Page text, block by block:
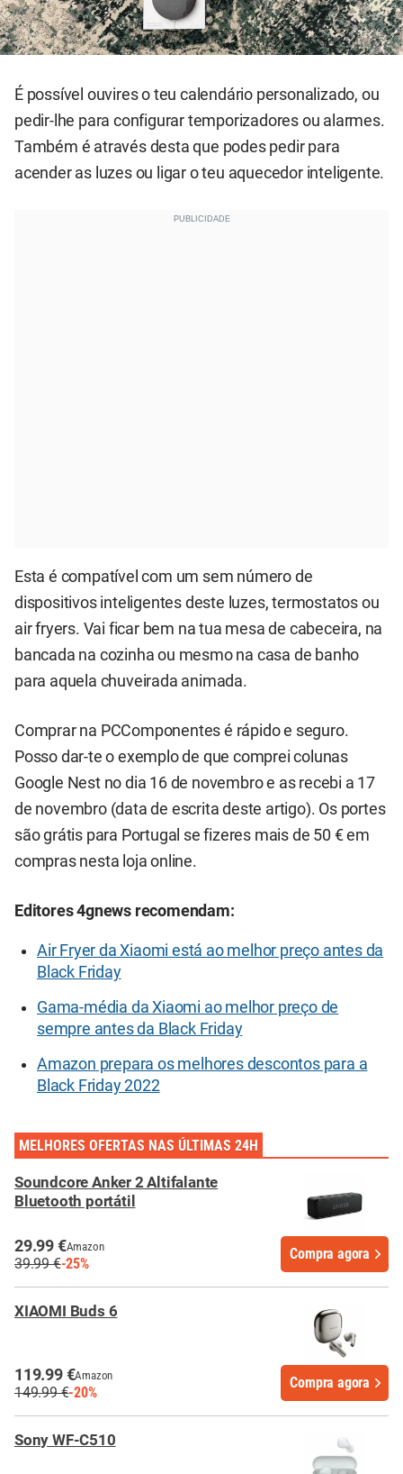
É possível ouvires o teu calendário personalizado, ou
pedir-lhe para configurar temporizadores ou alarmes.
Também é através desta que podes pedir para
acender as luzes ou ligar o teu aquecedor inteligente.
Esta é compatível com um sem número de
dispositivos inteligentes deste luzes, termostatos ou
air fryers. Vai ficar bem na tua mesa de cabeceira, na
bancada na cozinha ou mesmo na casa de banho
para aquela chuveirada animada.
Comprar na PCComponentes é rápido e seguro.
Posso dar-te o exemplo de que comprei colunas
Google Nest no dia 16 de novembro e as recebi a 17
de novembro (data de escrita deste artigo). Os portes
são grátis para Portugal se fizeres mais de 50 € em
compras nesta loja online.
Editores 4gnews recomendam:
Air Fryer da Xiaomi está ao melhor preço antes da
Black Friday
Gama-média da Xiaomi ao melhor preço de
sempre antes da Black Friday
Amazon prepara os melhores descontos para a
Black Friday 2022
MELHORES OFERTAS NAS ÚLTIMAS 24H
Soundcore Anker 2 Altifalante
Bluetooth portátil
29.99 €Amazon
39.99 €-25%
Compra agora
XIAOMI Buds 6
119.99 €Amazon
149.99 €-20%
Compra agora
Sony WF-C510